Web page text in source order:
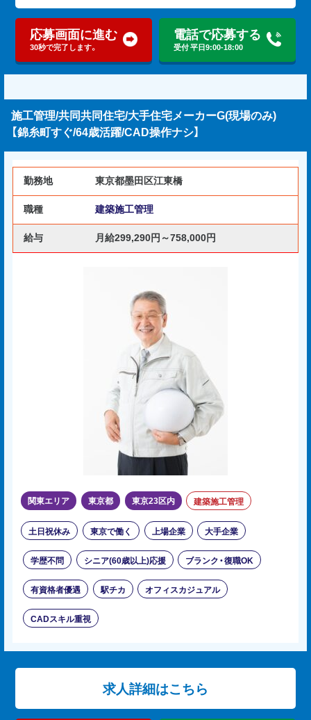
応募画面に進む
30秒で完了します。
電話で応募する
受付 平日9:00-18:00
施工管理/共同共同住宅/大手住宅メーカーG(現場のみ)
【錦糸町すぐ/64歳活躍/CAD操作ナシ】
勤務地 東京都墨田区江東橋
職種 建築施工管理
給与 月給299,290円～758,000円
関東エリア 東京都 東京23区内 建築施工管理
土日祝休み 東京で働く 上場企業 大手企業
学歴不問 シニア(60歳以上)応援 ブランク・復職OK
有資格者優遇 駅チカ オフィスカジュアル
CADスキル重視
求人詳細はこちら